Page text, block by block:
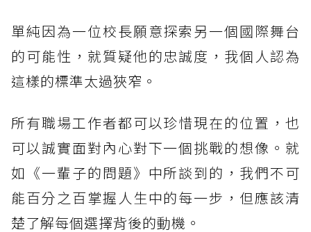
單純因為一位校長願意探索另一個國際舞台
的可能性，就質疑他的忠誠度，我個人認為
這樣的標準太過狹窄。
所有職場工作者都可以珍惜現在的位置，也
可以誠實面對內心對下一個挑戰的想像。就
如《一輩子的問題》中所談到的，我們不可
能百分之百掌握人生中的每一步，但應該清
楚了解每個選擇背後的動機。